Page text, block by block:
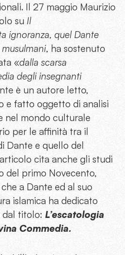
Il 27 maggio Maurizio
su Il
ignoranza, quel Dante
, ha sostenuto
«dalla scarsa
degli insegnanti
è un autore letto,
e fatto oggetto di analisi
nel mondo culturale
per le affinità tra il
Dante e quello del
cita anche gli studi
del primo Novecento,
a Dante ed al suo
islamica ha dedicato
dal titolo: L’escatologia
Commedia.